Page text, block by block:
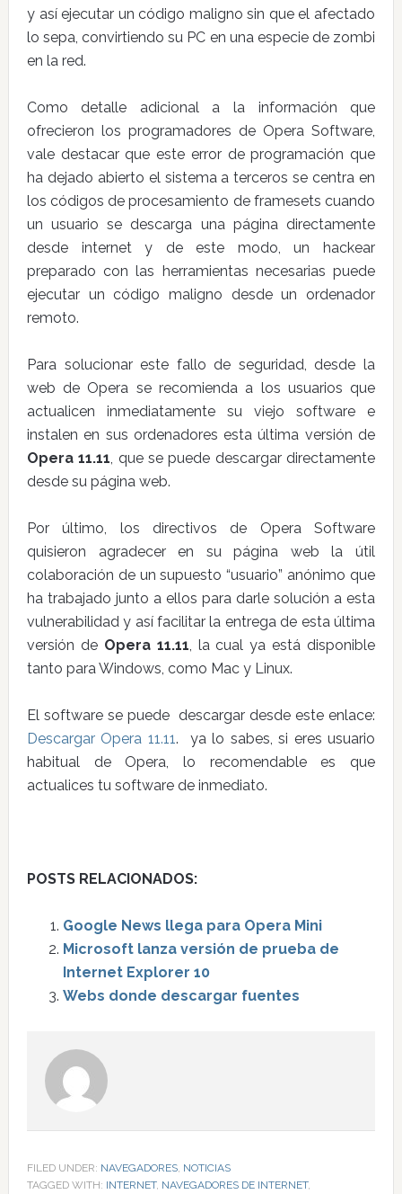
y así ejecutar un código maligno sin que el afectado
lo sepa, convirtiendo su PC en una especie de zombi
en la red.
Como detalle adicional a la información que
ofrecieron los programadores de Opera Software,
vale destacar que este error de programación que
ha dejado abierto el sistema a terceros se centra en
los códigos de procesamiento de framesets cuando
un usuario se descarga una página directamente
desde internet y de este modo, un hackear
preparado con las herramientas necesarias puede
ejecutar un código maligno desde un ordenador
remoto.
Para solucionar este fallo de seguridad, desde la
web de Opera se recomienda a los usuarios que
actualicen inmediatamente su viejo software e
instalen en sus ordenadores esta última versión de
Opera 11.11, que se puede descargar directamente
desde su página web.
Por último, los directivos de Opera Software
quisieron agradecer en su página web la útil
colaboración de un supuesto “usuario” anónimo que
ha trabajado junto a ellos para darle solución a esta
vulnerabilidad y así facilitar la entrega de esta última
versión de Opera 11.11, la cual ya está disponible
tanto para Windows, como Mac y Linux.
El software se puede descargar desde este enlace:
Descargar Opera 11.11. ya lo sabes, si eres usuario
habitual de Opera, lo recomendable es que
actualices tu software de inmediato.
POSTS RELACIONADOS:
Google News llega para Opera Mini
Microsoft lanza versión de prueba de
Internet Explorer 10
Webs donde descargar fuentes
FILED UNDER: NAVEGADORES, NOTICIAS
TAGGED WITH: INTERNET, NAVEGADORES DE INTERNET,